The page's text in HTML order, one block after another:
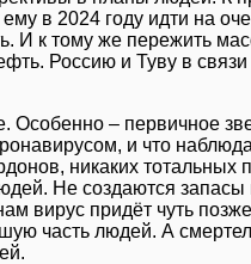
в 2024 году идти на
И к тому же пережить
Россию и Туву в связи
Особенно – первичное
и что
никаких тотальных
Не создаются запасы
вирус придёт чуть
часть людей. А